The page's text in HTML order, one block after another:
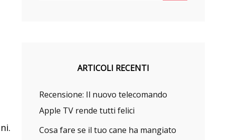
ARTICOLI RECENTI
Recensione: Il nuovo telecomando
Apple TV rende tutti felici
Cosa fare se il tuo cane ha mangiato